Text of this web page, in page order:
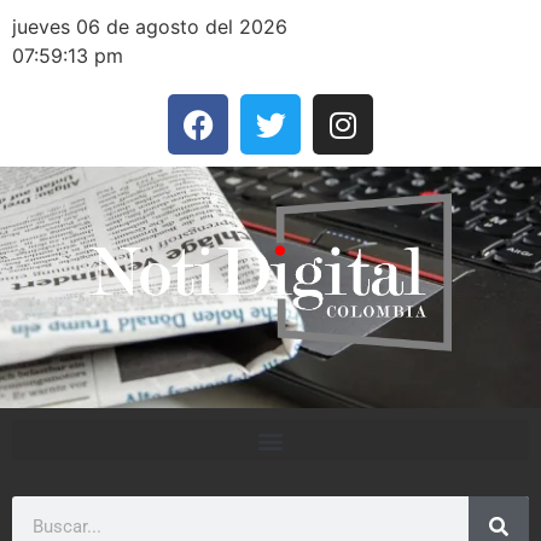
jueves 06 de agosto del 2026
07:59:13 pm